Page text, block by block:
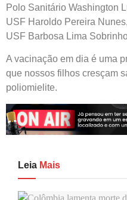
Polo Sanitário Washington
USF Haroldo Pereira
USF Barbosa Lima
A vacinação em dia é uma
que nossos filhos cresçam
poliomielite.
Leia Mais